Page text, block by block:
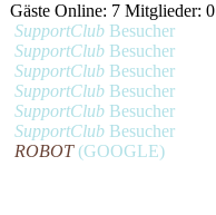
Gäste Online: 7 Mitglieder: 0
SupportClub Besucher
SupportClub Besucher
SupportClub Besucher
SupportClub Besucher
SupportClub Besucher
SupportClub Besucher
ROBOT(GOOGLE)